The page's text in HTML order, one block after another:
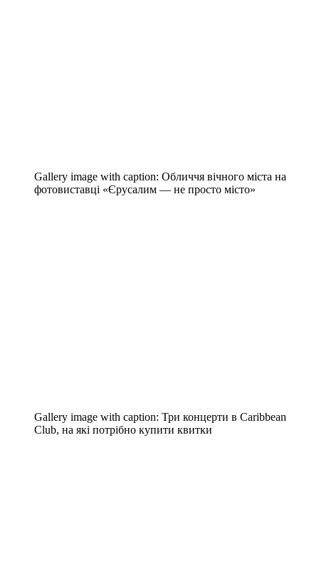
Gallery image with caption: Обличчя вічного міста на
фотовиставці «Єрусалим — не просто місто»
Gallery image with caption: Три концерти в Caribbean
Club, на які потрібно купити квитки